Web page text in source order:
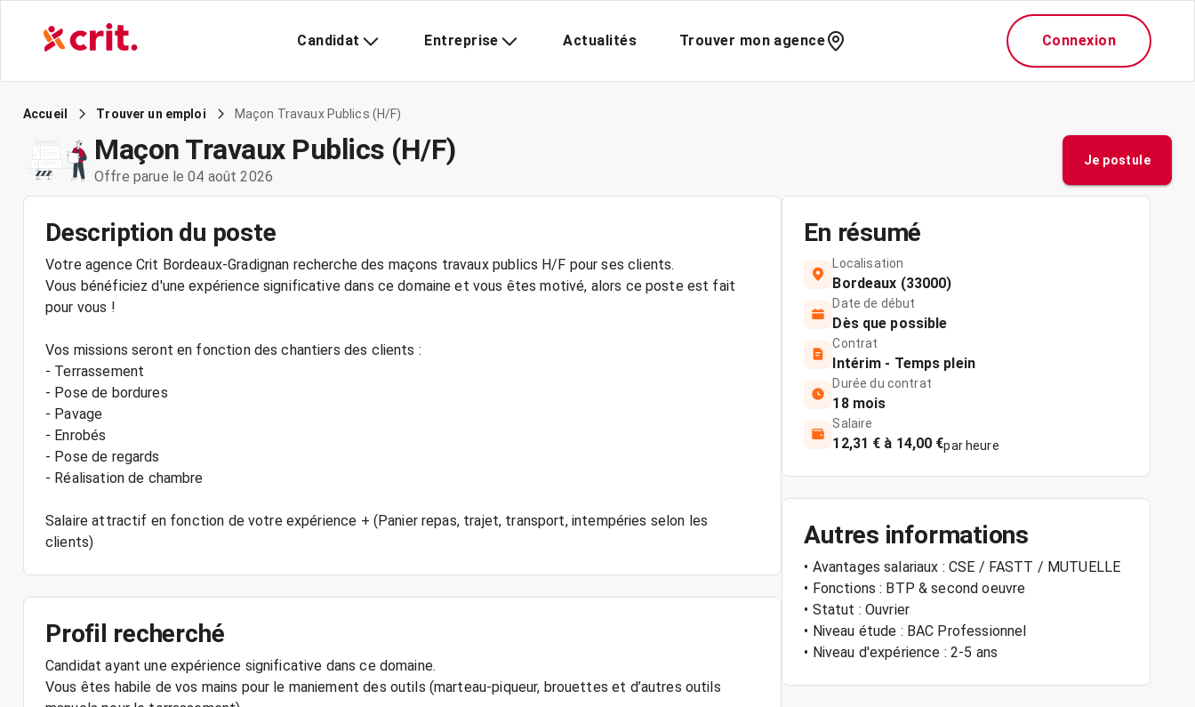
Candidat Entreprise Actualités Trouver mon agence Connexion
Accueil Trouver un emploi Maçon Travaux Publics (H/F)
Maçon Travaux Publics (H/F)
Offre parue le 04 août 2026
Je postule
Description du poste
Votre agence Crit Bordeaux-Gradignan recherche des maçons travaux publics H/F pour ses clients.
Vous bénéficiez d'une expérience significative dans ce domaine et vous êtes motivé, alors ce poste est fait
pour vous !
Vos missions seront en fonction des chantiers des clients :
- Terrassement
- Pose de bordures
- Pavage
- Enrobés
- Pose de regards
- Réalisation de chambre
Salaire attractif en fonction de votre expérience + (Panier repas, trajet, transport, intempéries selon les
clients)
Profil recherché
Candidat ayant une expérience significative dans ce domaine.
Vous êtes habile de vos mains pour le maniement des outils (marteau-piqueur, brouettes et d’autres outils
En résumé
Localisation
Bordeaux (33000)
Date de début
Dès que possible
Contrat
Intérim - Temps plein
Durée du contrat
18 mois
Salaire
12,31 € à 14,00 €par heure
Autres informations
• Avantages salariaux : CSE / FASTT / MUTUELLE
• Fonctions : BTP & second oeuvre
• Statut : Ouvrier
• Niveau étude : BAC Professionnel
• Niveau d'expérience : 2-5 ans